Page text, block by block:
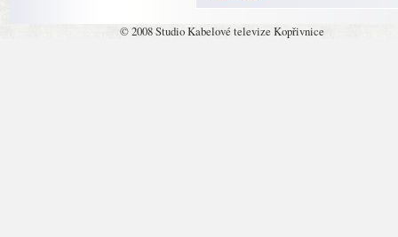
© 2008 Studio Kabelové televize Kopřivnice